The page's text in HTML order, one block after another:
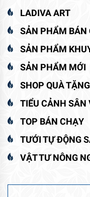
TƯỚI TỰ ĐỘNG
VẬT TƯ NÔNG
THĂM KÊNH
Sản Phẩm